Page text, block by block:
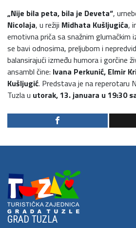
„Nije bila peta, bila je Deveta“,
Nicolaja, u režiji Midhata Kušljugića,
emotivna priča sa snažnim glumačkim
se bavi odnosima, preljubom i
balansirajući između humora i gorčine
ansambl čine: Ivana Perkunić, Elmir
Kušljugić. Predstava je na reperotaru
Tuzla u utorak, 13. januara u 19:30
GRAD TUZLA